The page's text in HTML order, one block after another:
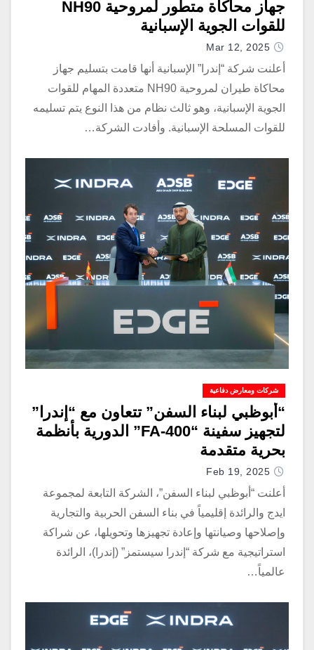
جهاز محاكاة متطور لمروحية NH90
للقوات الجوية الإسبانية
Mar 12, 2025
أعلنت شركة “إندرا” الإسبانية أنها قامت بتسليم جهاز
محاكاة طيران لمروحية NH90 متعددة المهام للقوات
الجوية الإسبانية، وهو ثالث نظام من هذا النوع يتم تسليمه
للقوات المسلحة الإسبانية. وأفادت الشركة…
شركات ومعارض دفاعية
“أبوظبي لبناء السفن” تتعاون مع “إندرا”
لتجهيز سفينة “FA-400” الدورية بأنظمة
بحرية متقدمة
Feb 19, 2025
أعلنت “أبوظبي لبناء السفن”، الشركة التابعة لمجموعة
ايدج والرائدة إقليمياً في بناء السفن الحربية والتجارية
وإصلاحها وصيانتها وإعادة تجهيزها وتحويلها، عن شراكة
استراتيجية مع شركة “إندرا سيستمز” (إندرا)، الرائدة
عالمياً…